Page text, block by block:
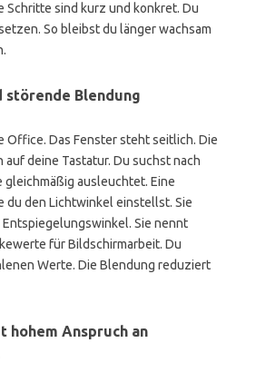
Schritte sind kurz und konkret. Du
So bleibst du länger wachsam
störende Blendung
Office. Das Fenster steht seitlich. Die
auf deine Tastatur. Du suchst nach
gleichmäßig ausleuchtet. Eine
du den Lichtwinkel einstellst. Sie
Sie nennt
für Bildschirmarbeit. Du
Werte. Die Blendung reduziert
Anspruch an